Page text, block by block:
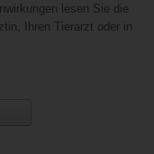
lesen Sie die
Ihren Tierarzt oder in